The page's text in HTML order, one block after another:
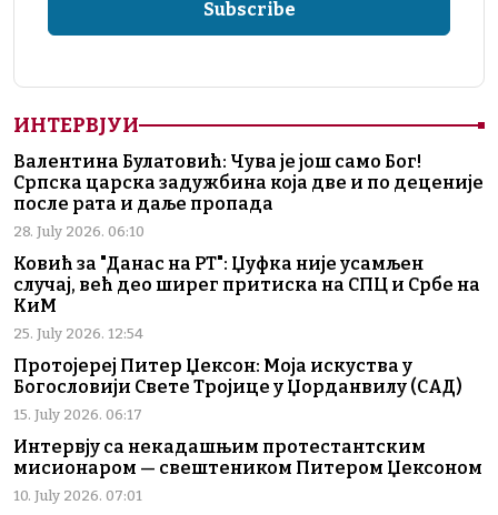
ИНТЕРВЈУИ
Валентина Булатовић: Чува је још само Бог!
Српска царска задужбина која две и по деценије
после рата и даље пропада
28. July 2026. 06:10
Ковић за "Данас на РТ": Џуфка није усамљен
случај, већ део ширег притиска на СПЦ и Србе на
КиМ
25. July 2026. 12:54
Протојереј Питер Џексон: Моја искуства у
Богословији Свете Тројице у Џорданвилу (САД)
15. July 2026. 06:17
Интервју са некадашњим протестантским
мисионаром — свештеником Питером Џексоном
10. July 2026. 07:01